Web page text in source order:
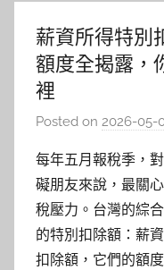
薪資所得特別
額度全揭露，
裡
Posted on 2026-05-
每年五月報稅季，
礙朋友來說，最關
稅壓力。台灣的綜
的特別扣除額：薪
扣除額，它們的額